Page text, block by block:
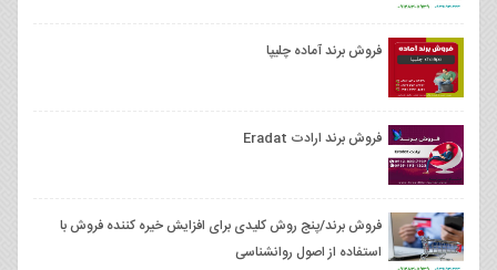
فروش برند آماده چلیپا
فروش برند ارادت Eradat
فروش برند/پنج روش کلیدی برای افزایش خیره کننده فروش با
استفاده از اصول روانشناسی